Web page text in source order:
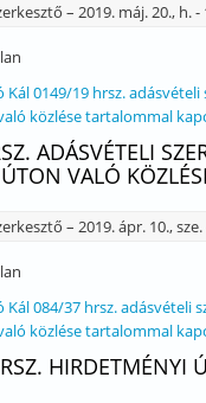
– 2019. máj. 20., h. -
Kál 0149/19 hrsz. adásvételi
közlése tartalommal
ADÁSVÉTELI
VALÓ
– 2019. ápr. 10.,
Kál 084/37 hrsz. adásvételi
közlése tartalommal
HIRDETMÉNYI